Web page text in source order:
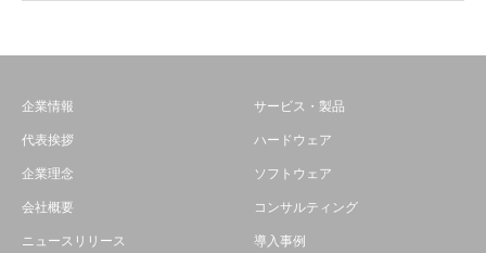
企業情報
代表挨拶
企業理念
会社概要
ニュースリリース
サービス・製品
ハードウェア
ソフトウェア
コンサルティング
導入事例